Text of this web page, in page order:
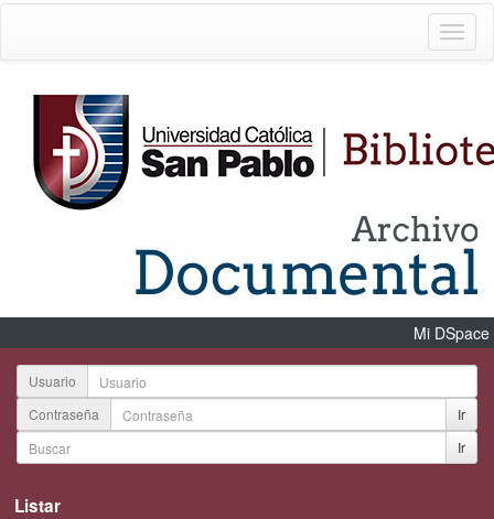
Mi DSpace
Usuario
Contraseña
Ir
Ir
Listar